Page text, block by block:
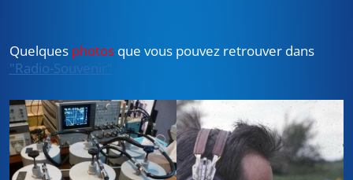
Quelques photosque vous pouvez retrouver dans
"Radio-Souvenir"